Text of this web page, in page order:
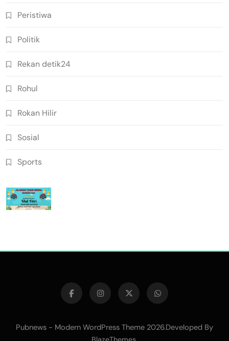
Peristiwa
Politik
Rekan detik24
Rohul
Rokan Hilir
Sosial
Sports
Pubnews - Modern WordPress Theme 2026.Developed By